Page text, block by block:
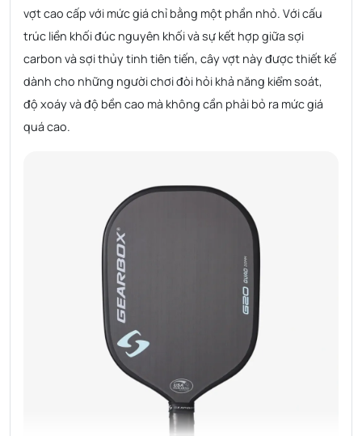
vợt cao cấp với mức giá chỉ bằng một phần nhỏ. Với cấu
trúc liền khối đúc nguyên khối và sự kết hợp giữa sợi
carbon và sợi thủy tinh tiên tiến, cây vợt này được thiết kế
dành cho những người chơi đòi hỏi khả năng kiểm soát,
độ xoáy và độ bền cao mà không cần phải bỏ ra mức giá
quá cao.